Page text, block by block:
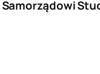
Samorządowi